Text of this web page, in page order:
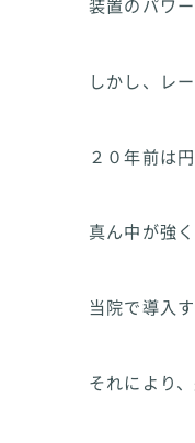
しかし、レ
２０年前は
真ん中が強
当院で導入
それにより